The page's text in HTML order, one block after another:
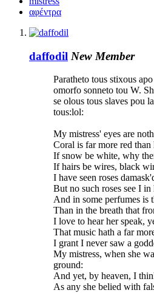
αφέντρα
daffodil New Member
Paratheto tous stixous
omorfo sonneto tou W.
se olous tous slaves pou
tous:lol:
My mistress' eyes are
Coral is far more red than
If snow be white, why
If hairs be wires, black
I have seen roses
But no such roses see I in
And in some perfumes is
Than in the breath that
I love to hear her speak,
That music hath a far
I grant I never saw a
My mistress, when she
ground:
And yet, by heaven, I
As any she belied with